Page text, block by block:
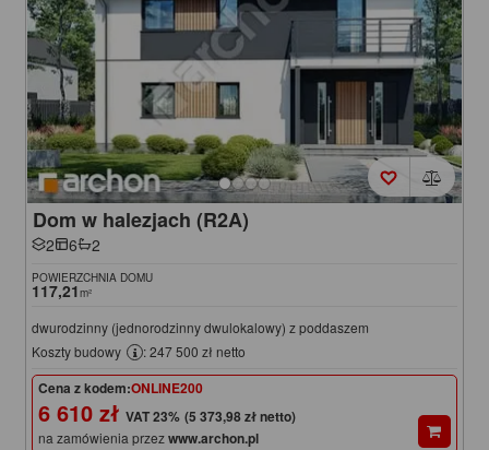
Dom w halezjach (R2A)
2 6 2
POWIERZCHNIA DOMU
117,21m²
dwurodzinny (jednorodzinny dwulokalowy) z poddaszem
Koszty budowy
: 247 500 zł netto
Cena z kodem:ONLINE200
6 610 zł (5 373,98 zł netto)
na zamówienia przezwww.archon.pl